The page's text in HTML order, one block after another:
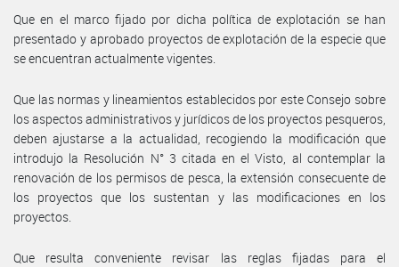
Que en el marco fijado por dicha política de explotación se han
presentado y aprobado proyectos de explotación de la especie que
se encuentran actualmente vigentes.
Que las normas y lineamientos establecidos por este Consejo sobre
los aspectos administrativos y jurídicos de los proyectos pesqueros,
deben ajustarse a la actualidad, recogiendo la modificación que
introdujo la Resolución N° 3 citada en el Visto, al contemplar la
renovación de los permisos de pesca, la extensión consecuente de
los proyectos que los sustentan y las modificaciones en los
proyectos.
Que resulta conveniente revisar las reglas fijadas para el